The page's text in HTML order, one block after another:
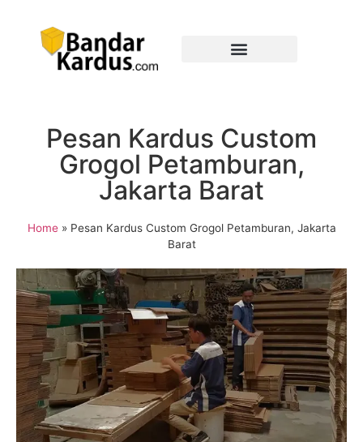
Pesan Kardus Custom
Grogol Petamburan,
Jakarta Barat
Home» Pesan Kardus Custom Grogol Petamburan, Jakarta
Barat